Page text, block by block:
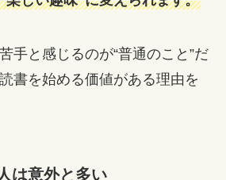
手と感じるのが“普通のこと”だ
書を始める価値がある理由を
は意外と多い